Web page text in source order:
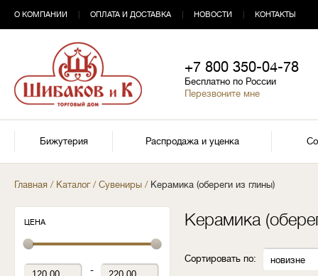
О КОМПАНИИ ОПЛАТА И ДОСТАВКА НОВОСТИ КОНТАКТЫ
+7 800 350-04-78
Бесплатно по России
Перезвоните мне
Бижутерия Распродажа и уценка
Главная / Каталог/ Сувениры / Керамика (обереги из глины)
ЦЕНА
-
Керамика
Сортировать по: новизне